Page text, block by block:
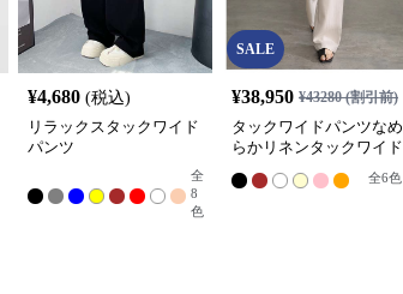
¥4,680 (税込)
リラックスタックワイド
パンツ
全
8
色
SALE
¥38,950 ¥43280(割引前)
タックワイドパンツなめ
らかリネンタックワイド
全6色